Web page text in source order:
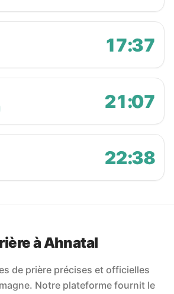
17:37
21:07
22:38
à Ahnatal
de prière précises et officielles
Notre plateforme fournit le